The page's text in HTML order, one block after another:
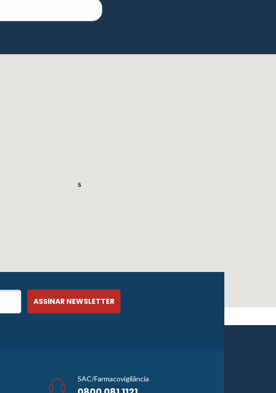
5
SAC/Farmacovigilância